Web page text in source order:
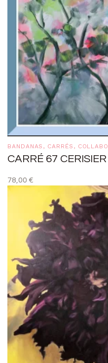
BANDANAS , CARRÉS ,
CARRÉ 67
78,00 €